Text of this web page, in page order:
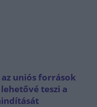
az uniós források
teszi a